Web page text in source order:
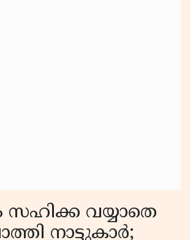
സഹിക്ക വയ്യാതെ
നാട്ടുകാർ;